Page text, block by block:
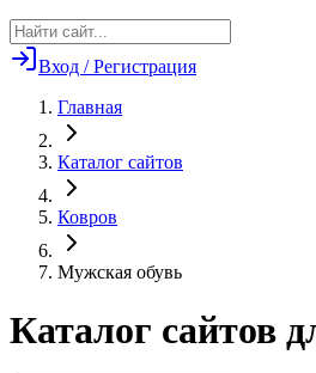
Вход / Регистрация
Главная
Каталог сайтов
Ковров
Мужская обувь
Каталог сайтов